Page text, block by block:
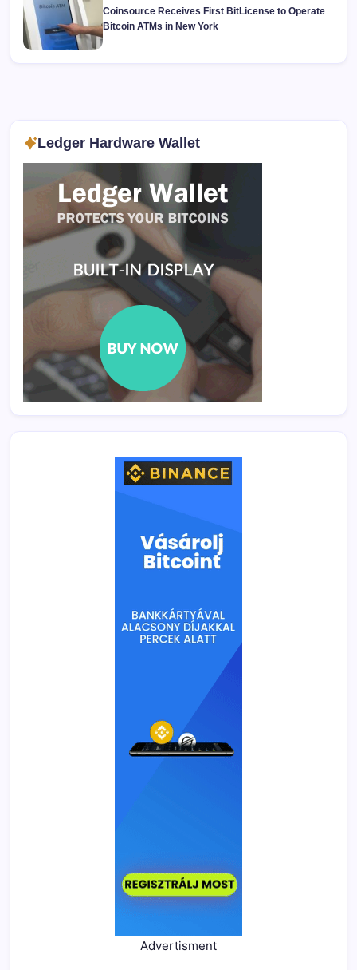
Coinsource Receives First BitLicense to Operate
Bitcoin ATMs in New York
Ledger Hardware Wallet
Advertisment